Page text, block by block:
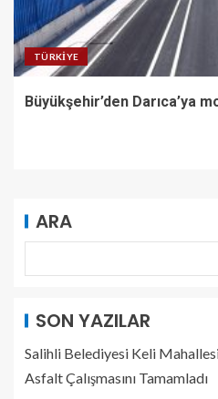
TÜRKIYE
Büyükşehir’den Darıca’ya
ARA
SON YAZILAR
Salihli Belediyesi Keli
Asfalt Çalışmasını Tamamladı